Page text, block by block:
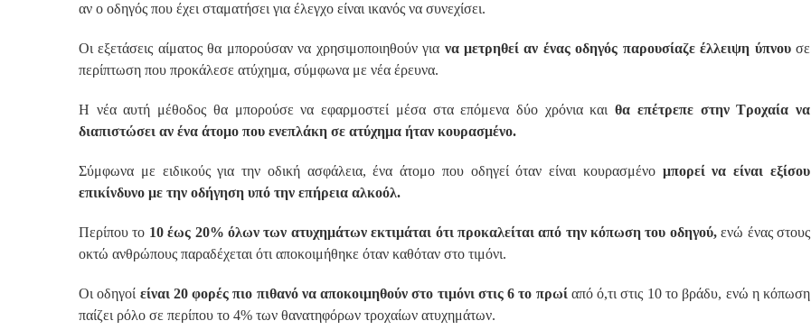
αν ο οδηγός που έχει σταματήσει για έλεγχο είναι ικανός να συνεχίσει.
Οι εξετάσεις αίματος θα μπορούσαν να χρησιμοποιηθούν για να μετρηθεί αν ένας οδηγός παρουσίαζε έλλειψη ύπνου σε
περίπτωση που προκάλεσε ατύχημα, σύμφωνα με νέα έρευνα.
Η νέα αυτή μέθοδος θα μπορούσε να εφαρμοστεί μέσα στα επόμενα δύο χρόνια καιθα επέτρεπε στην Τροχαία να
διαπιστώσει αν ένα άτομο που ενεπλάκη σε ατύχημα ήταν κουρασμένο.
Σύμφωνα με ειδικούς για την οδική ασφάλεια, ένα άτομο που οδηγεί όταν είναι κουρασμένο μπορεί να είναι εξίσου
επικίνδυνο με την οδήγηση υπό την επήρεια αλκοόλ.
Περίπου το 10 έως 20% όλων των ατυχημάτων εκτιμάται ότι προκαλείται από την κόπωση του οδηγού,ενώ ένας στους
οκτώ ανθρώπους παραδέχεται ότι αποκοιμήθηκε όταν καθόταν στο τιμόνι.
Οι οδηγοί είναι 20 φορές πιο πιθανό να αποκοιμηθούν στο τιμόνι στις 6 το πρωί από ό,τι στις 10 το βράδυ, ενώ η κόπωση
παίζει ρόλο σε περίπου το 4% των θανατηφόρων τροχαίων ατυχημάτων.